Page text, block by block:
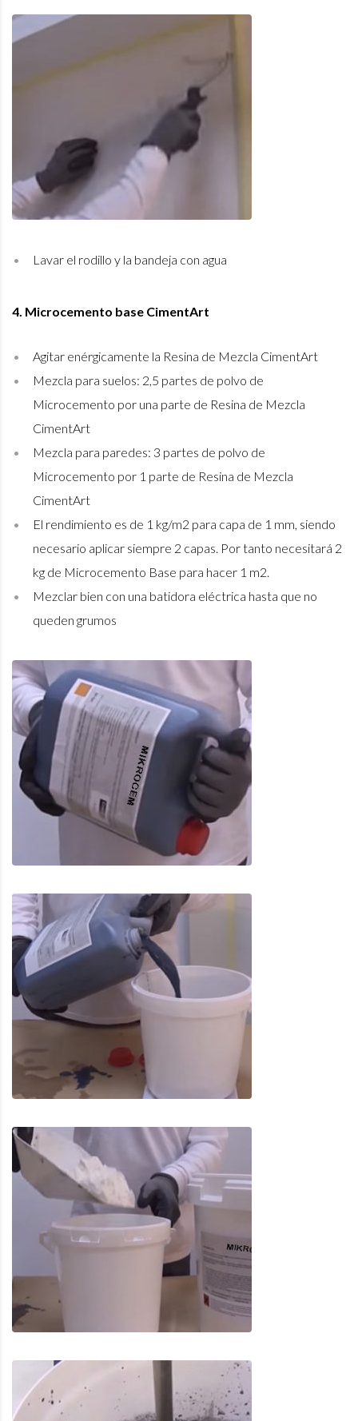
Lavar el rodillo y la bandeja con agua
4. Microcemento base CimentArt
Agitar enérgicamente la Resina de Mezcla CimentArt
Mezcla para suelos: 2,5 partes de polvo de
Microcemento por una parte de Resina de Mezcla
CimentArt
Mezcla para paredes: 3 partes de polvo de
Microcemento por 1 parte de Resina de Mezcla
CimentArt
El rendimiento es de 1 kg/m2 para capa de 1 mm, siendo
necesario aplicar siempre 2 capas. Por tanto necesitará 2
kg de Microcemento Base para hacer 1 m2.
Mezclar bien con una batidora eléctrica hasta que no
queden grumos